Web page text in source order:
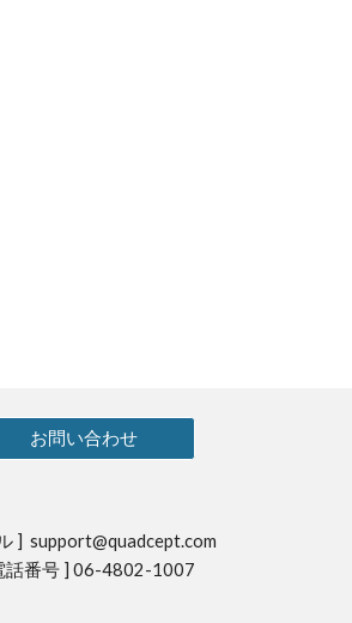
お問い合わせ
] support@quadcept.com
話番号 ] 06-4802-1007